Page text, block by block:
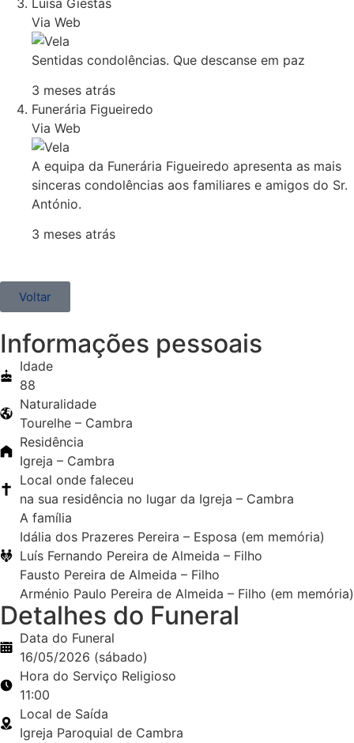
Via Web
Sentidas condolências. Que descanse em paz
3 meses atrás
Funerária Figueiredo
Via Web
A equipa da Funerária Figueiredo apresenta as mais
sinceras condolências aos familiares e amigos do Sr.
António.
3 meses atrás
Voltar
Informações pessoais
Idade
88
Naturalidade
Tourelhe – Cambra
Residência
Igreja – Cambra
Local onde faleceu
na sua residência no lugar da Igreja – Cambra
A família
Idália dos Prazeres Pereira – Esposa (em memória)
Luís Fernando Pereira de Almeida – Filho
Fausto Pereira de Almeida – Filho
Arménio Paulo Pereira de Almeida – Filho (em memória)
Detalhes do Funeral
Data do Funeral
16/05/2026 (sábado)
Hora do Serviço Religioso
11:00
Local de Saída
Igreja Paroquial de Cambra